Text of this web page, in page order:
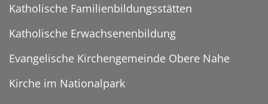
Katholische Familienbildungsstätten
Katholische Erwachsenenbildung
Evangelische Kirchengemeinde Obere Nahe
Kirche im Nationalpark